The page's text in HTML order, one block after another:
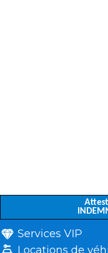
Services VIP
Locations de